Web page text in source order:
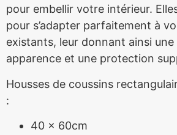
pour embellir votre intérieur.
pour s’adapter parfaitement à
existants, leur donnant ainsi une
apparence et une protection
Housses de coussins
:
40 x 60cm